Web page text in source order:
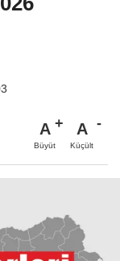
A
Büyüt
A
Küçült